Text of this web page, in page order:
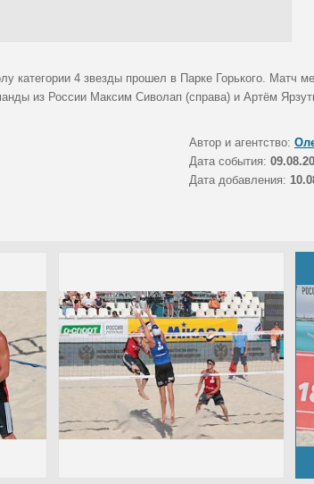
категории 4 звезды прошел в Парке Горького. Матч
из России Максим Сиволап (справа) и Артём
Автор и агентство:
Дата события:
Дата добавления: